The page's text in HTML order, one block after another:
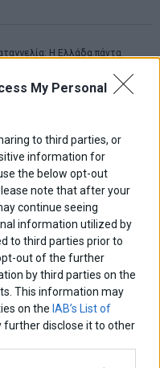
My Personal
to third parties, or
information for
the below opt-out
note that after your
continue seeing
information utilized by
to third parties prior to
out of the further
by third parties on the
This information may
on the IAB’s List of
further disclose it to other
Η Ελλάδα πάντα
ντέρμπι «αιωνίων»
Αγορες ΗΠΑ Ιταλια
βουλη γερμανια